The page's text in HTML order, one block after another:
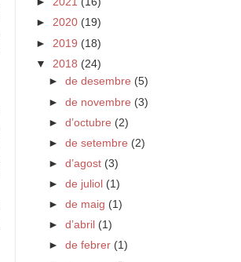
► 2020 (19)
► 2019 (18)
▼ 2018 (24)
►de desembre (5)
►de novembre (3)
►d’octubre (2)
►de setembre (2)
►d’agost (3)
►de juliol (1)
►de maig (1)
►d’abril (1)
►de febrer (1)